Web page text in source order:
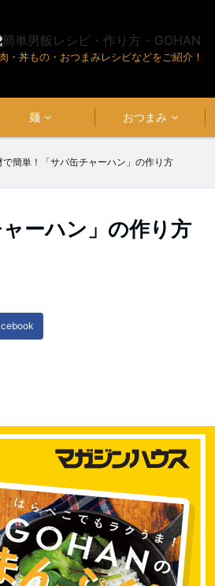
・丼もの・おつまみレシピなどをご紹介！
麺 おつまみ
で簡単！「サバ缶チャーハン」の作り方
ーハン」の作り方